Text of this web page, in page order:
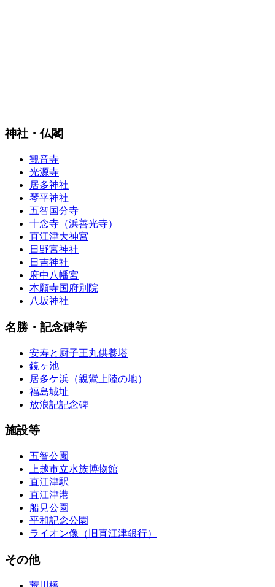
神社・仏閣
観音寺
光源寺
居多神社
琴平神社
五智国分寺
十念寺（浜善光寺）
直江津大神宮
日野宮神社
日吉神社
府中八幡宮
本願寺国府別院
八坂神社
名勝・記念碑等
安寿と厨子王丸供養塔
鏡ヶ池
居多ケ浜（親鸞上陸の地）
福島城址
放浪記記念碑
施設等
五智公園
上越市立水族博物館
直江津駅
直江津港
船見公園
平和記念公園
ライオン像（旧直江津銀行）
その他